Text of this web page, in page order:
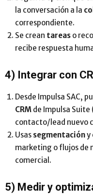
la conversación a la
correspondiente.
Se crean tareas o
recibe respuesta
4) Integrar con
Desde Impulsa SAC,
CRM de Impulsa
contacto/lead nuevo
Usas segmentacióny
marketing o flujos de
comercial.
5) Medir y